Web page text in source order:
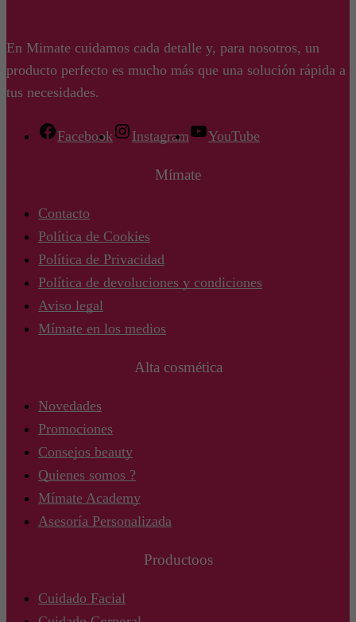
En Mimate cuidamos cada detalle y, para nosotros, un
producto perfecto es mucho más que una solución rápida a
tus necesidades.
Facebook Instagram YouTube
Mímate
Contacto
Política de Cookies
Política de Privacidad
Política de devoluciones y condiciones
Aviso legal
Mímate en los medios
Alta cosmética
Novedades
Promociones
Consejos beauty
Quienes somos ?
Mímate Academy
Asesoría Personalizada
Productoos
Cuidado Facial